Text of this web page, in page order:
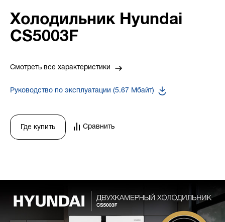
Холодильник Hyundai
CS5003F
Смотреть все характеристики
Руководство по эксплуатации (5.67 Мбайт)
Где купить Сравнить